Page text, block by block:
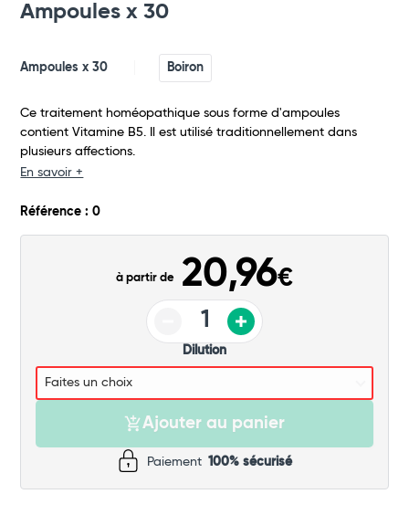
Total
Ampoules x 30
Ampoules x 30 Boiron
Ce traitement homéopathique sous forme d'ampoules
contient Vitamine B5. Il est utilisé traditionnellement dans
plusieurs affections.
En savoir +
Référence : 0
à partir de 20,96€
Dilution
Ajouter au panier
Paiement 100% sécurisé